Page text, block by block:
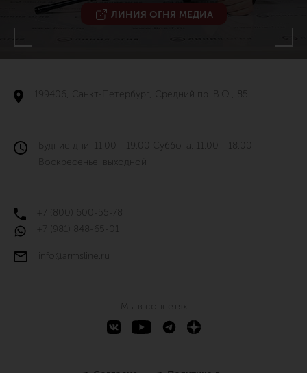
ЛИНИЯ ОГНЯ МЕДИА
199406, Санкт-Петербург, Средний пр. В.О., 85
Будние дни: 11:00 - 19:00 Суббота: 11:00 - 18:00
Воскресенье: выходной
+7 (800) 600-55-78
+7 (981) 848-65-01
info@armsline.ru
Мы в соцсетях